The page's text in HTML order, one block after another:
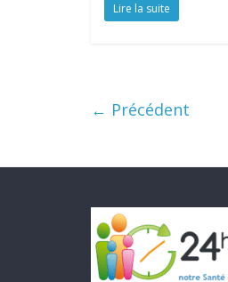
Lire la suite
← Précédent